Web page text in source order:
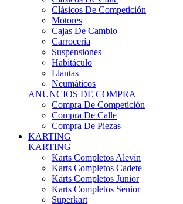
Clásicos De Competición
Motores
Cajas De Cambio
Carrocería
Suspensiones
Habitáculo
Llantas
Neumáticos
ANUNCIOS DE COMPRA
Compra De Competición
Compra De Calle
Compra De Piezas
KARTING
KARTING
Karts Completos Alevín
Karts Completos Cadete
Karts Completos Junior
Karts Completos Senior
Superkart